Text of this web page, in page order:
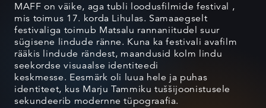
MAFF on väike, aga tubli loodusfilmide festival ,
mis toimus 17. korda Lihulas. Samaaegselt
festivaliga toimub Matsalu rannaniitudel suur
sügisene lindude ränne. Kuna ka festivali avafilm
rääkis lindude rändest, maandusid kolm lindu
seekordse visuaalse identiteedi
keskmesse. Eesmärk oli luua hele ja puhas
identiteet, kus Marju Tammiku tuššijoonistusele
sekundeerib modernne tüpograafia.